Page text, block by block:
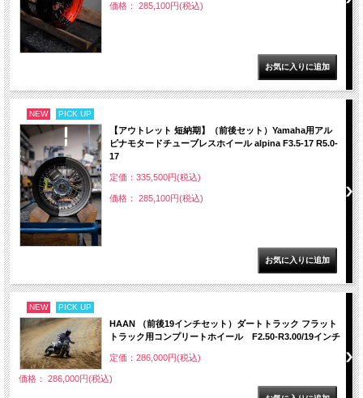
価格： 285,100円(税込)
NEW PICK UP
【アウトレット 短納期】（前後セット）Yamaha用アル
ピナモタードチューブレスホイール alpina F3.5-17 R5.0-
17
定価：335,500円(税込)
価格： 285,100円(税込)
NEW PICK UP
HAAN （前後19インチセット）ダートトラック フラット
トラック用コンプリートホイール F2.50-R3.00/19インチ
定価：286,000円(税込)
価格： 286,000円(税込)